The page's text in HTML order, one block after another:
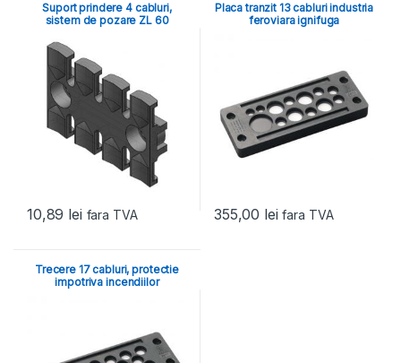
Suport prindere 4 cabluri,
sistem de pozare ZL 60
10,89 lei fara TVA
Placa tranzit 13 cabluri industria
feroviara ignifuga
355,00 lei fara TVA
Trecere 17 cabluri, protectie
impotriva incendiilor